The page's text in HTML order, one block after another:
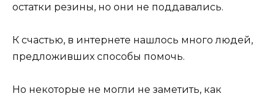
остатки резины, но они не поддавались.
К счастью, в интернете нашлось много людей,
предложивших способы помочь.
Но некоторые не могли не заметить, как